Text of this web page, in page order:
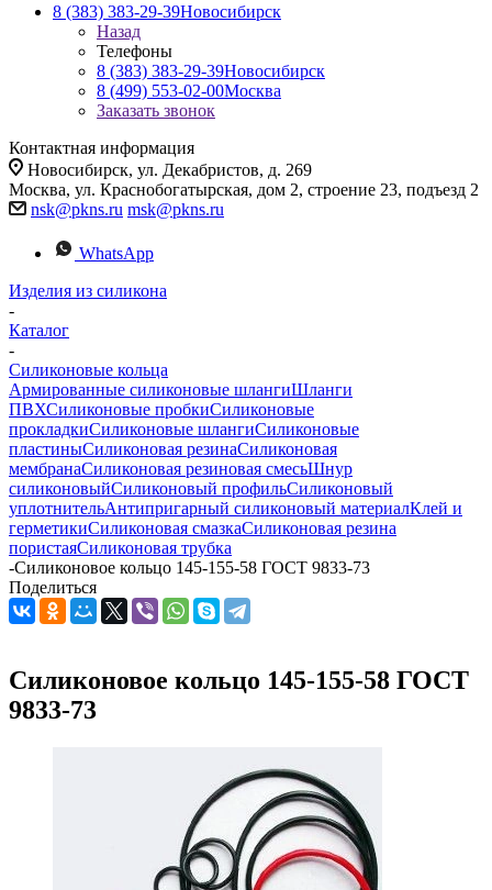
8 (383) 383-29-39Новосибирск
Назад
Телефоны
8 (383) 383-29-39Новосибирск
8 (499) 553-02-00Москва
Заказать звонок
Контактная информация
Новосибирск, ул. Декабристов, д. 269
Москва, ул. Краснобогатырская, дом 2, строение 23, подъезд 2
nsk@pkns.ru msk@pkns.ru
WhatsApp
Изделия из силикона
-
Каталог
-
Силиконовые кольца
Армированные силиконовые шлангиШланги
ПВХСиликоновые пробкиСиликоновые
прокладкиСиликоновые шлангиСиликоновые
пластиныСиликоновая резинаСиликоновая
мембранаСиликоновая резиновая смесьШнур
силиконовыйСиликоновый профильСиликоновый
уплотнительАнтипригарный силиконовый материалКлей и
герметикиСиликоновая смазкаСиликоновая резина
пористаяСиликоновая трубка
-Силиконовое кольцо 145-155-58 ГОСТ 9833-73
Поделиться
Силиконовое кольцо 145-155-58 ГОСТ
9833-73